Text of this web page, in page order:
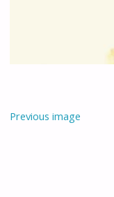
Previous image